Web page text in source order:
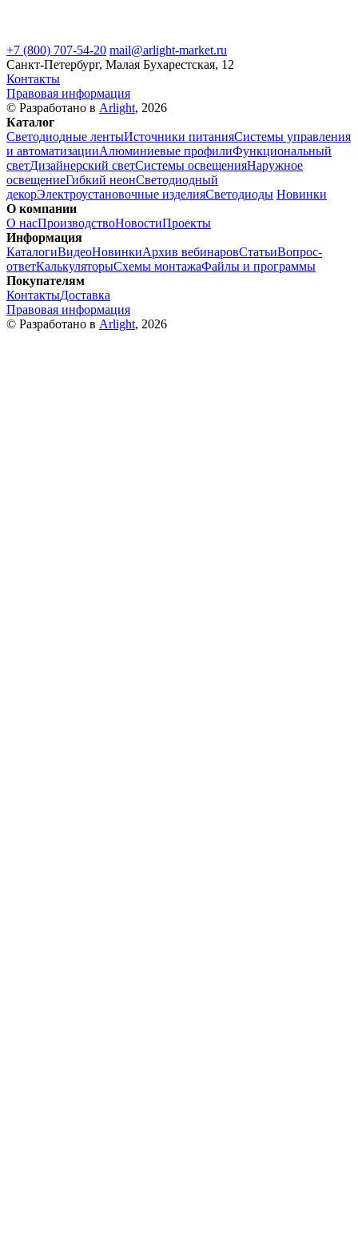
+7 (800) 707-54-20 mail@arlight-market.ru
Санкт-Петербург, Малая Бухарестская, 12
Контакты
Правовая информация
© Разработано в Arlight, 2026
Каталог
Светодиодные лентыИсточники питанияСистемы управления
и автоматизацииАлюминиевые профилиФункциональный
светДизайнерский светСистемы освещенияНаружное
освещениеГибкий неонСветодиодный
декорЭлектроустановочные изделияСветодиоды Новинки
О компании
О насПроизводствоНовостиПроекты
Информация
КаталогиВидеоНовинкиАрхив вебинаровСтатьиВопрос-
ответКалькуляторыСхемы монтажаФайлы и программы
Покупателям
КонтактыДоставка
Правовая информация
© Разработано в Arlight, 2026